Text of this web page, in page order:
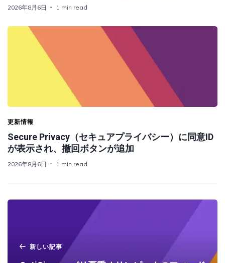
2026年8月6日 1 min read
更新情報
Secure Privacy（セキュアプライバシー）に同意ID
が表示され、撤回ボタンが追加
2026年8月6日 1 min read
新しい記事